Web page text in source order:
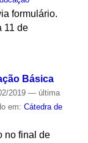
formulário.
11 de
Básica
2019 — última
em: Cátedra de
no final de